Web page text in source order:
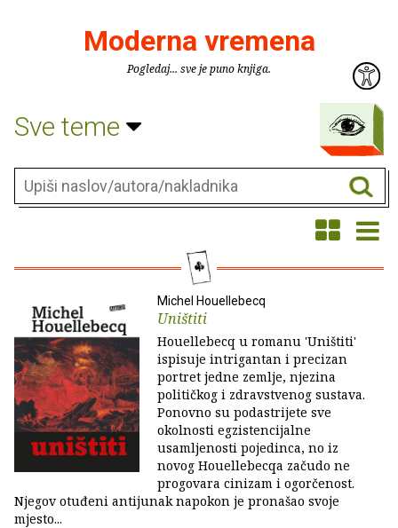
Moderna vremena
Pogledaj... sve je puno knjiga.
Sve teme
Michel Houellebecq
Uništiti
Houellebecq u romanu 'Uništiti'
ispisuje intrigantan i precizan
portret jedne zemlje, njezina
političkog i zdravstvenog sustava.
Ponovno su podastrijete sve
okolnosti egzistencijalne
usamljenosti pojedinca, no iz
novog Houellebecqa začudo ne
progovara cinizam i ogorčenost.
Njegov otuđeni antijunak napokon je pronašao svoje
mjesto...